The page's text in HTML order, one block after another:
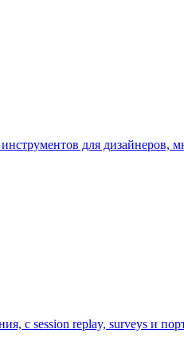
для дизайнеров,
с session replay, surveys и